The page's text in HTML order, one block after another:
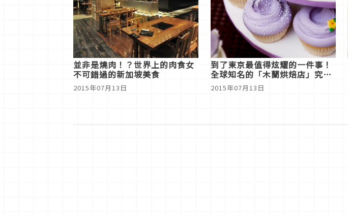
並非是燒肉！？世界上的肉食女
不可錯過的新加坡美食
2015年07月13日
到了東京最值得炫耀的一件事！
全球知名的「木蘭烘焙店」究竟
是?!
2015年07月13日